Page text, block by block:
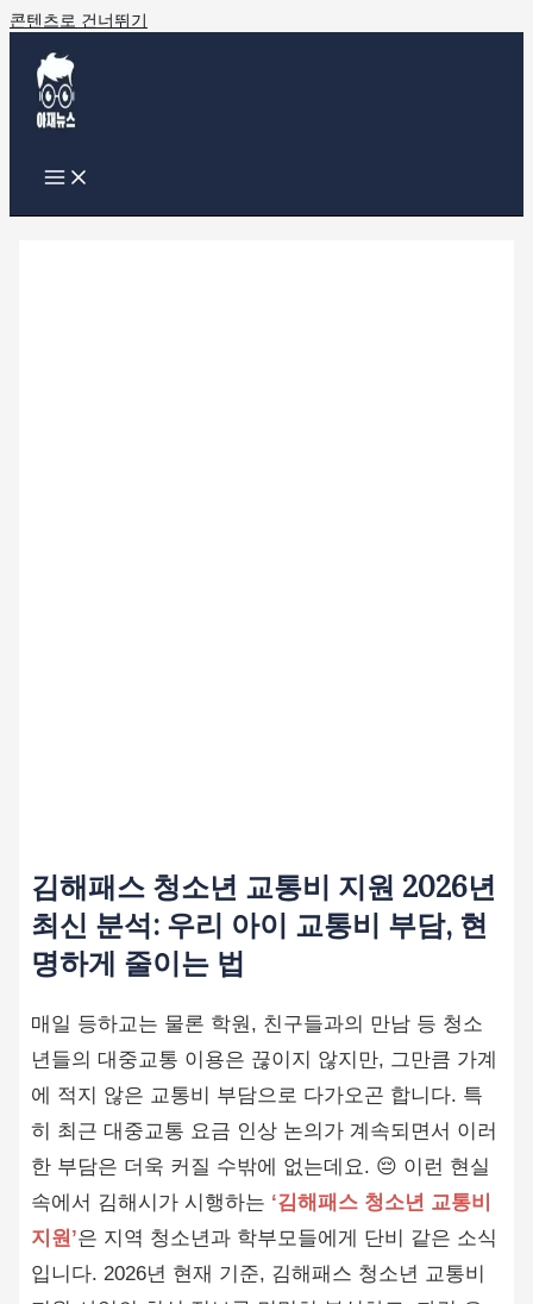
콘텐츠로 건너뛰기
김해패스 청소년 교통비 지원 2026년
최신 분석: 우리 아이 교통비 부담, 현
명하게 줄이는 법
매일 등하교는 물론 학원, 친구들과의 만남 등 청소
년들의 대중교통 이용은 끊이지 않지만, 그만큼 가계
에 적지 않은 교통비 부담으로 다가오곤 합니다. 특
히 최근 대중교통 요금 인상 논의가 계속되면서 이러
한 부담은 더욱 커질 수밖에 없는데요. 😔 이런 현실
속에서 김해시가 시행하는 ‘김해패스 청소년 교통비
지원’은 지역 청소년과 학부모들에게 단비 같은 소식
입니다. 2026년 현재 기준, 김해패스 청소년 교통비